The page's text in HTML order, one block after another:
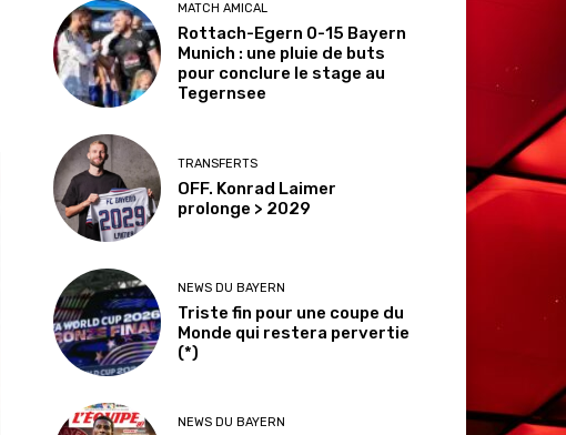
MATCH AMICAL
Rottach-Egern 0-15 Bayern
Munich : une pluie de buts
pour conclure le stage au
Tegernsee
TRANSFERTS
OFF. Konrad Laimer
prolonge > 2029
NEWS DU BAYERN
Triste fin pour une coupe du
Monde qui restera pervertie
(*)
NEWS DU BAYERN